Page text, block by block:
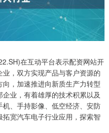
在互动平台表示配资网站开
，双方实现产品与客户资源的
，加速推进向新质生产力转型
业，有着雄厚的技术积累以及
、手持影像、低空经济、安防
宽汽车电子行业应用，探索智